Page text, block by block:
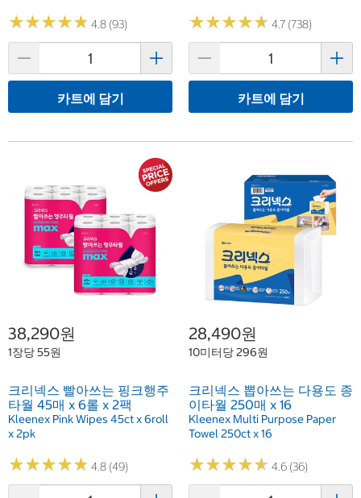
★★★★★
★★★★★ 4.8 (93)
카트에 담기
★★★★★
★★★★★ 4.7 (738)
카트에 담기
38,290원
1장당 55원
크리넥스 빨아쓰는 핑크행주
타월 45매 x 6롤 x 2팩
Kleenex Pink Wipes 45ct x 6roll
x 2pk
★★★★★
★★★★★ 4.8 (49)
28,490원
10미터당 296원
크리넥스 뽑아쓰는 다용도 종
이타월 250매 x 16
Kleenex Multi Purpose Paper
Towel 250ct x 16
★★★★★
★★★★★ 4.6 (36)